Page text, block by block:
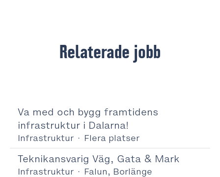
Relaterade jobb
Va med och bygg framtidens
infrastruktur i Dalarna!
Infrastruktur · Flera platser
Teknikansvarig Väg, Gata & Mark
Infrastruktur · Falun, Borlänge